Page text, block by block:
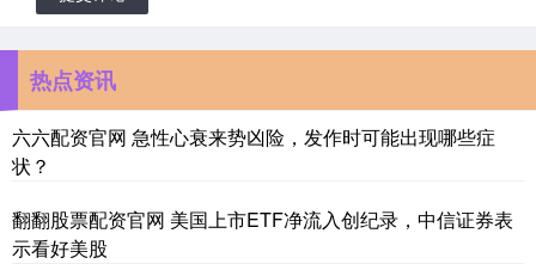
热点资讯
六六配资官网 急性心衰来势凶险，发作时可能出现哪些症
状？
翻翻股票配资官网 美国上市ETF净流入创纪录，中信证券表
示看好美股